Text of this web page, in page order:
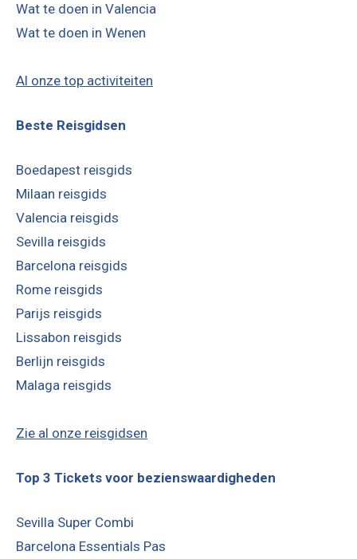
Wat te doen in Valencia
Wat te doen in Wenen
Al onze top activiteiten
Beste Reisgidsen
Boedapest reisgids
Milaan reisgids
Valencia reisgids
Sevilla reisgids
Barcelona reisgids
Rome reisgids
Parijs reisgids
Lissabon reisgids
Berlijn reisgids
Malaga reisgids
Zie al onze reisgidsen
Top 3 Tickets voor bezienswaardigheden
Sevilla Super Combi
Barcelona Essentials Pas